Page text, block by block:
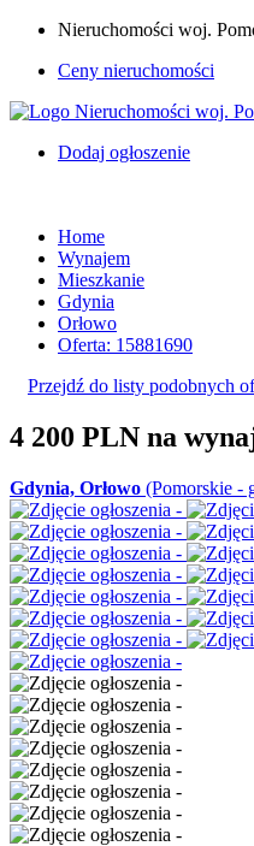
Nieruchomości woj.
Ceny nieruchomości
Dodaj ogłoszenie
Home
Wynajem
Mieszkanie
Gdynia
Orłowo
Oferta: 15881690
Przejdź do listy podobnych
4 200 PLN na
Gdynia, Orłowo (Pomorskie -